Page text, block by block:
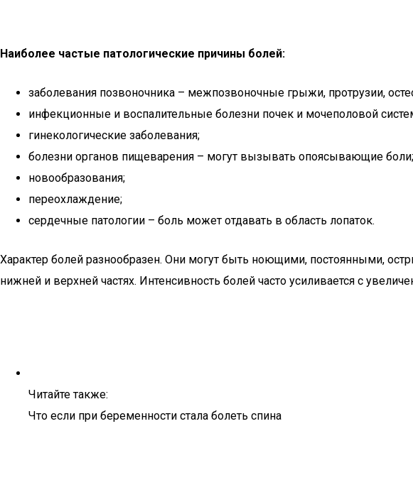
Наиболее частые патологические причины болей:
заболевания позвоночника – межпозвоночные грыжи, протрузии,
инфекционные и воспалительные болезни почек и мочеполовой
гинекологические заболевания;
болезни органов пищеварения – могут вызывать опоясывающие боли;
новообразования;
переохлаждение;
сердечные патологии – боль может отдавать в область лопаток.
Характер болей разнообразен. Они могут быть ноющими, постоянными,
нижней и верхней частях. Интенсивность болей часто усиливается с
Читайте также:
Что если при беременности стала болеть спина